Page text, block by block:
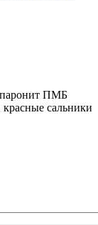
ПМБ
сальники